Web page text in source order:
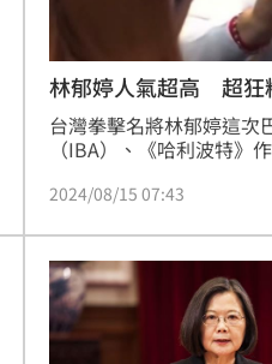
林郁婷人氣超高 超狂
台灣拳擊名將林郁婷這次
（IBA）、《哈利波特》
精神獲得全台人民相挺，
引大批粉絲到場、人氣爆
拳套給她簽，甚至有狂粉
郁婷幫忙戴上，把她跟教
2024/08/15 07:43